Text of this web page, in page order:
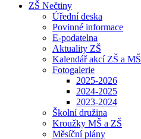
ZŠ Nečtiny
Úřední deska
Povinné informace
E-podatelna
Aktuality ZŠ
Kalendář akcí ZŠ a MŠ
Fotogalerie
2025-2026
2024-2025
2023-2024
Školní družina
Kroužky MŠ a ZŠ
Měsíční plány